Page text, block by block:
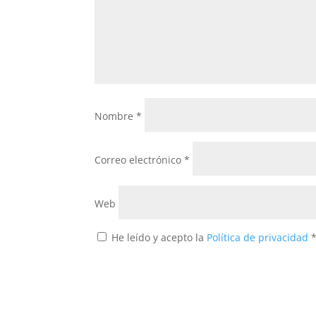
Nombre*
Correo electrónico*
Web
He leído y acepto la Política de privacidad